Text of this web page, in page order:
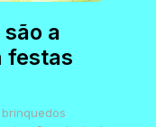
a
festas